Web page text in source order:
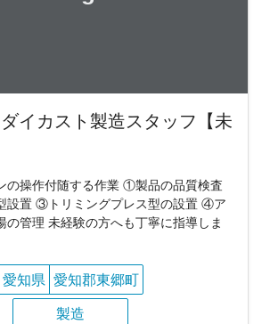
イカスト製造スタッフ【未
の操作付随する作業 ①製品の品質検査
設置 ③トリミングプレス型の設置 ④ア
の管理 未経験の方へも丁寧に指導しま
愛知県 愛知郡東郷町
製造